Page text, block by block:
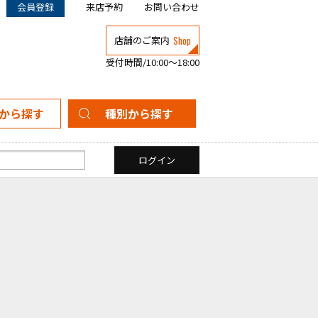
会員登録 来店予約 お問い合わせ
店舗のご案内 Shop
受付時間/10:00～18:00
ら探す 種別から探す
新築一戸建て
中古一戸建て
マンション
土地